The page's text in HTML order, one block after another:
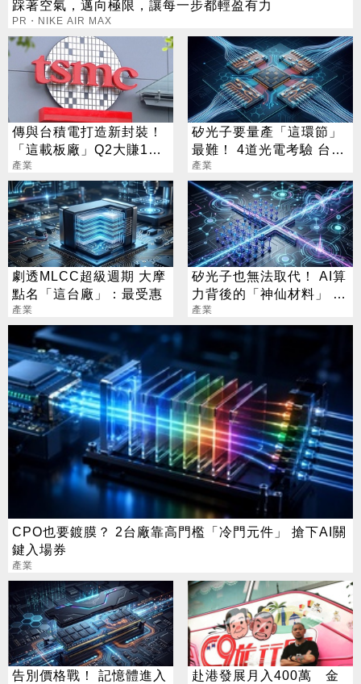
踩著空氣，邁向極限，讓每一步都輕盈有力
PR・NIKE AIR MAX
傳與台積電打造新封裝！
「這載板廠」Q2大賺124
億創新高
產業
矽光子要量產「這環節」
最難！ 4道光電考驗 台廠
供應鏈一次看
產業
劇透MLCC超級週期 大摩
點名「這台廠」：最受惠
產業
矽光子也無法取代！ AI算
力背後的「神仙材料」 這
幾家默默爆賺
產業
CPO也要鍍膜？ 2台廠靠高門檻「冷門元件」 搶下AI關
鍵入場券
產業
告別價格戰！ 記憶體進入 赴港發展月入400萬 金